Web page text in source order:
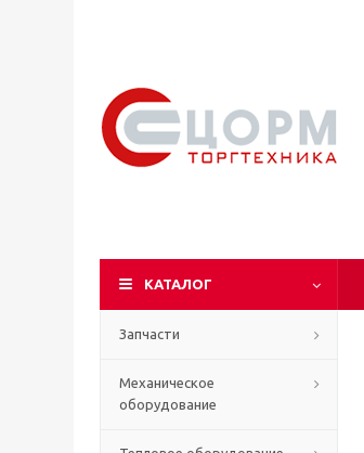
КАТАЛОГ
Запчасти
Механическое
оборудование